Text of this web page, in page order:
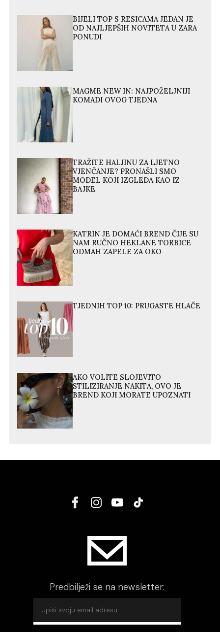
BIJELI TOP S RESICAMA JEDAN JE
OD NAJLJEPŠIH NOVITETA U ZARA
PONUDI
MAGME NEW IN: NAJPOŽELJNIJI
KOMADI OVOG TJEDNA
TRAŽITE HALJINU ZA LJETNO
VJENČANJE? PRONAŠLI SMO
MODEL KOJI IZGLEDA KAO IZ
BAJKE
KATRIN JE DOMAĆI BREND ČIJE SU
NAM RUČNO HEKLANE TORBICE
ODMAH ZAPELE ZA OKO
TJEDNIH TOP 10: PRUGASTE HLAČE
AKO VOLITE SLOJEVITO
STILIZIRANJE NAKITA, OVO JE
BREND KOJI MORATE UPOZNATI
Predbilježi se na newsletter: